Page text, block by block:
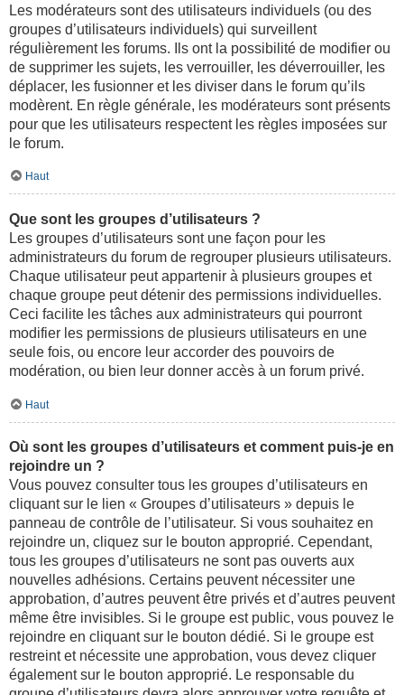
Les modérateurs sont des utilisateurs individuels (ou des
groupes d’utilisateurs individuels) qui surveillent
régulièrement les forums. Ils ont la possibilité de modifier ou
de supprimer les sujets, les verrouiller, les déverrouiller, les
déplacer, les fusionner et les diviser dans le forum qu’ils
modèrent. En règle générale, les modérateurs sont présents
pour que les utilisateurs respectent les règles imposées sur
le forum.
Haut
Que sont les groupes d’utilisateurs ?
Les groupes d’utilisateurs sont une façon pour les
administrateurs du forum de regrouper plusieurs utilisateurs.
Chaque utilisateur peut appartenir à plusieurs groupes et
chaque groupe peut détenir des permissions individuelles.
Ceci facilite les tâches aux administrateurs qui pourront
modifier les permissions de plusieurs utilisateurs en une
seule fois, ou encore leur accorder des pouvoirs de
modération, ou bien leur donner accès à un forum privé.
Haut
Où sont les groupes d’utilisateurs et comment puis-je en
rejoindre un ?
Vous pouvez consulter tous les groupes d’utilisateurs en
cliquant sur le lien « Groupes d’utilisateurs » depuis le
panneau de contrôle de l’utilisateur. Si vous souhaitez en
rejoindre un, cliquez sur le bouton approprié. Cependant,
tous les groupes d’utilisateurs ne sont pas ouverts aux
nouvelles adhésions. Certains peuvent nécessiter une
approbation, d’autres peuvent être privés et d’autres peuvent
même être invisibles. Si le groupe est public, vous pouvez le
rejoindre en cliquant sur le bouton dédié. Si le groupe est
restreint et nécessite une approbation, vous devez cliquer
également sur le bouton approprié. Le responsable du